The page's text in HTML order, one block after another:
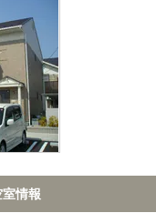
から
情報